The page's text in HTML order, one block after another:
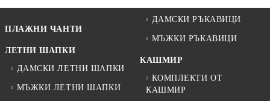
ПЛАЖНИ ЧАНТИ
ЛЕТНИ ШАПКИ
ДАМСКИ ЛЕТНИ ШАПКИ
МЪЖКИ ЛЕТНИ ШАПКИ
ДАМСКИ РЪКАВИЦИ
МЪЖКИ РЪКАВИЦИ
КАШМИР
КОМПЛЕКТИ ОТ
КАШМИР